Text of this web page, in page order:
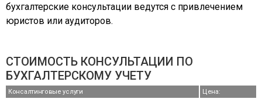
бухгалтерские консультации ведутся с привлечением
юристов или аудиторов.
СТОИМОСТЬ КОНСУЛЬТАЦИИ ПО
БУХГАЛТЕРСКОМУ УЧЕТУ
Консалтинговые услуги
Цена: